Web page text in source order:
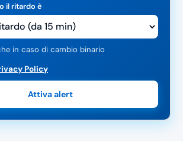
il ritardo è
in caso di cambio binario
Policy
Attiva alert